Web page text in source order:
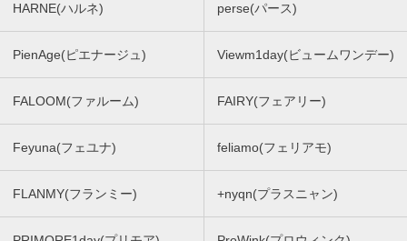
HARNE(ハルネ) perse(パース)
PienAge(ピエナージュ) Viewm1day(ビュームワンデー)
FALOOM(ファルーム) FAIRY(フェアリー)
Feyuna(フェユナ) feliamo(フェリアモ)
FLANMY(フランミー) +nyqn(プラスニャン)